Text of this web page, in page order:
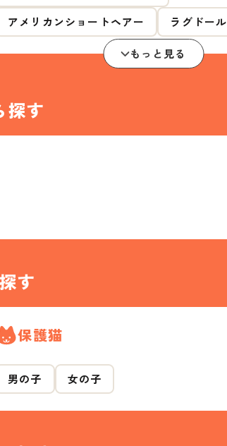
アメリカンショートヘアー
ラグドール
もっと見る
探す
す
保護猫
男の子 女の子